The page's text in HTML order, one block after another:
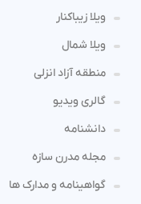
ویلا زیباکنار
ویلا شمال
منطقه آزاد انزلی
گالری ویدیو
دانشنامه
مجله مدرن سازه
گواهینامه و مدارک ها